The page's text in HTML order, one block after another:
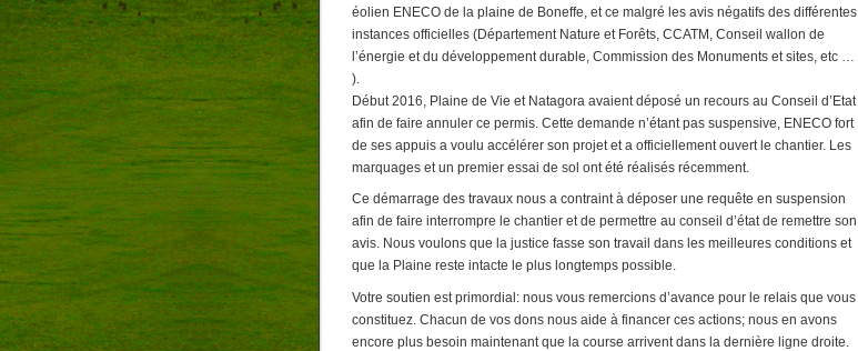
éolien ENECO de la plaine de Boneffe, et ce malgré les avis négatifs des différentes
instances officielles (Département Nature et Forêts, CCATM, Conseil wallon de
l’énergie et du développement durable, Commission des Monuments et sites, etc …
).
Début 2016, Plaine de Vie et Natagora avaient déposé un recours au Conseil d’Etat
afin de faire annuler ce permis. Cette demande n’étant pas suspensive, ENECO fort
de ses appuis a voulu accélérer son projet et a officiellement ouvert le chantier. Les
marquages et un premier essai de sol ont été réalisés récemment.
Ce démarrage des travaux nous a contraint à déposer une requête en suspension
afin de faire interrompre le chantier et de permettre au conseil d’état de remettre son
avis. Nous voulons que la justice fasse son travail dans les meilleures conditions et
que la Plaine reste intacte le plus longtemps possible.
Votre soutien est primordial: nous vous remercions d’avance pour le relais que vous
constituez. Chacun de vos dons nous aide à financer ces actions; nous en avons
encore plus besoin maintenant que la course arrivent dans la dernière ligne droite.